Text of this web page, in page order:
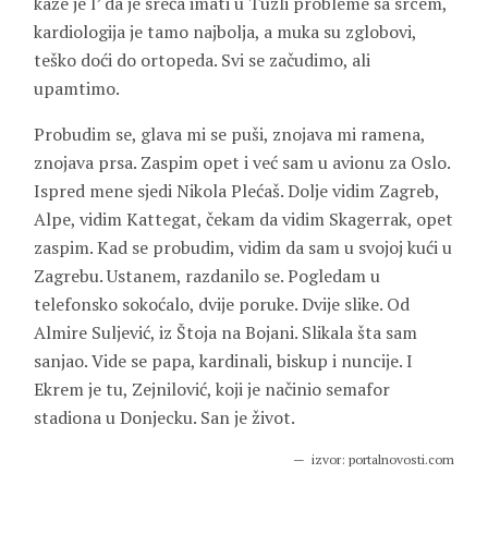
kardiologija je tamo najbolja, a muka su zglobovi,
teško doći do ortopeda. Svi se začudimo, ali
upamtimo.
Probudim se, glava mi se puši, znojava mi ramena,
znojava prsa. Zaspim opet i već sam u avionu za Oslo.
Ispred mene sjediNikola Plećaš.Dolje vidim Zagreb,
Alpe, vidim Kattegat, čekam da vidim Skagerrak, opet
zaspim. Kad se probudim, vidim da sam u svojoj kući u
Zagrebu. Ustanem, razdanilo se. Pogledam u
telefonsko sokoćalo, dvije poruke. Dvije slike. Od
Almire Suljević, iz Štoja na Bojani. Slikala šta sam
sanjao. Vide se papa, kardinali, biskup i nuncije. I
Ekrem je tu, Zejnilović, koji je načinio semafor
stadiona u Donjecku. San je život.
izvor: portalnovosti.com